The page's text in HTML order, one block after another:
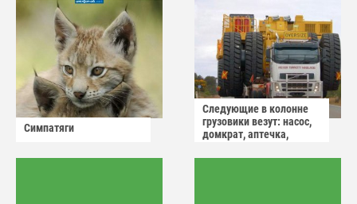
Симпатяги
Следующие в колонне
грузовики везут: насос,
домкрат, аптечка,